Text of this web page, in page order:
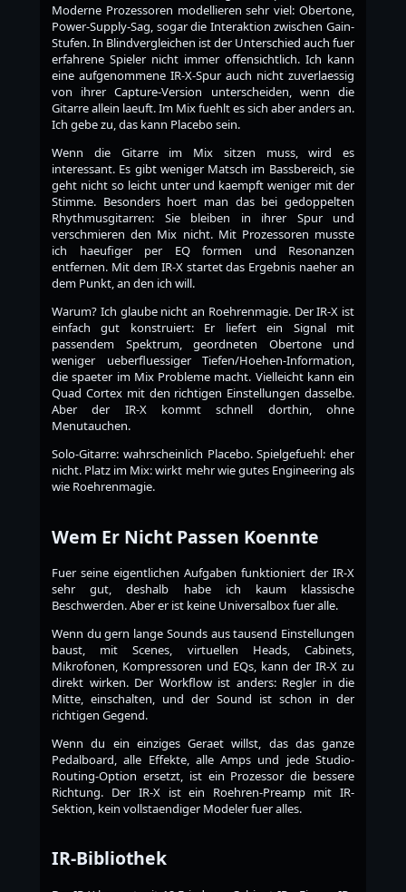
Moderne Prozessoren modellieren sehr viel: Obertone,
Power-Supply-Sag, sogar die Interaktion zwischen Gain-
Stufen. In Blindvergleichen ist der Unterschied auch fuer
erfahrene Spieler nicht immer offensichtlich. Ich kann
eine aufgenommene IR-X-Spur auch nicht zuverlaessig
von ihrer Capture-Version unterscheiden, wenn die
Gitarre allein laeuft. Im Mix fuehlt es sich aber anders an.
Ich gebe zu, das kann Placebo sein.
Wenn die Gitarre im Mix sitzen muss, wird es
interessant. Es gibt weniger Matsch im Bassbereich, sie
geht nicht so leicht unter und kaempft weniger mit der
Stimme. Besonders hoert man das bei gedoppelten
Rhythmusgitarren: Sie bleiben in ihrer Spur und
verschmieren den Mix nicht. Mit Prozessoren musste
ich haeufiger per EQ formen und Resonanzen
entfernen. Mit dem IR-X startet das Ergebnis naeher an
dem Punkt, an den ich will.
Warum? Ich glaube nicht an Roehrenmagie. Der IR-X ist
einfach gut konstruiert: Er liefert ein Signal mit
passendem Spektrum, geordneten Obertone und
weniger ueberfluessiger Tiefen/Hoehen-Information,
die spaeter im Mix Probleme macht. Vielleicht kann ein
Quad Cortex mit den richtigen Einstellungen dasselbe.
Aber der IR-X kommt schnell dorthin, ohne
Menutauchen.
Solo-Gitarre: wahrscheinlich Placebo. Spielgefuehl: eher
nicht. Platz im Mix: wirkt mehr wie gutes Engineering als
wie Roehrenmagie.
Wem Er Nicht Passen Koennte
Fuer seine eigentlichen Aufgaben funktioniert der IR-X
sehr gut, deshalb habe ich kaum klassische
Beschwerden. Aber er ist keine Universalbox fuer alle.
Wenn du gern lange Sounds aus tausend Einstellungen
baust, mit Scenes, virtuellen Heads, Cabinets,
Mikrofonen, Kompressoren und EQs, kann der IR-X zu
direkt wirken. Der Workflow ist anders: Regler in die
Mitte, einschalten, und der Sound ist schon in der
richtigen Gegend.
Wenn du ein einziges Geraet willst, das das ganze
Pedalboard, alle Effekte, alle Amps und jede Studio-
Routing-Option ersetzt, ist ein Prozessor die bessere
Richtung. Der IR-X ist ein Roehren-Preamp mit IR-
Sektion, kein vollstaendiger Modeler fuer alles.
IR-Bibliothek